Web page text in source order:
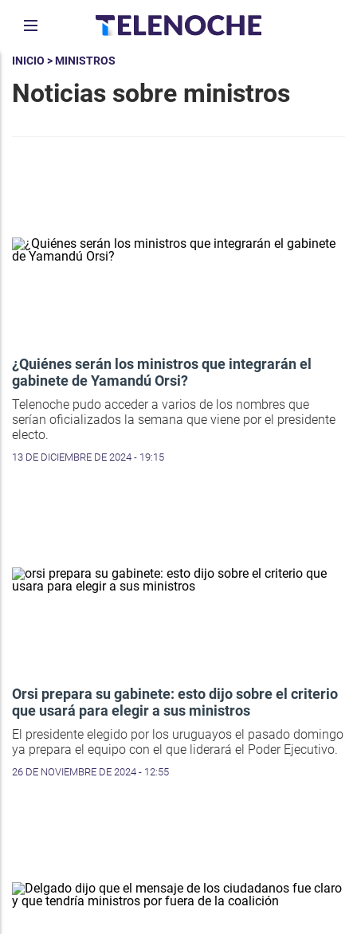
INICIO > MINISTROS
Noticias sobre ministros
¿Quiénes serán los ministros que integrarán el
gabinete de Yamandú Orsi?
Telenoche pudo acceder a varios de los nombres que
serían oficializados la semana que viene por el presidente
electo.
13 DE DICIEMBRE DE 2024 - 19:15
Orsi prepara su gabinete: esto dijo sobre el criterio
que usará para elegir a sus ministros
El presidente elegido por los uruguayos el pasado domingo
ya prepara el equipo con el que liderará el Poder Ejecutivo.
26 DE NOVIEMBRE DE 2024 - 12:55